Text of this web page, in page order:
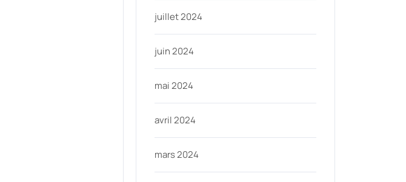
juillet 2024
juin 2024
mai 2024
avril 2024
mars 2024